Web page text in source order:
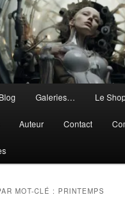
Blog Galeries… Le
Auteur Contact
MOT-CLÉ : PRINTEMPS